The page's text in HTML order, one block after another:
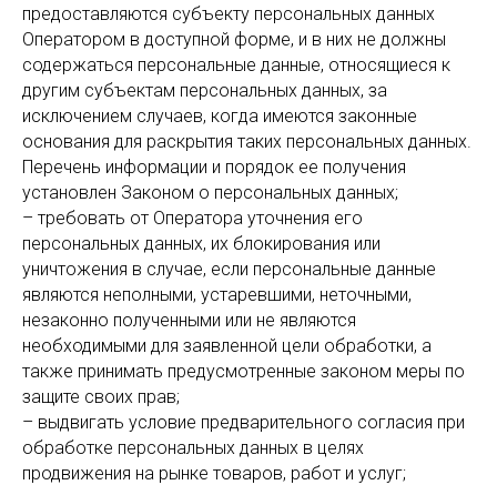
предоставляются субъекту персональных данных
Оператором в доступной форме, и в них не должны
содержаться персональные данные, относящиеся к
другим субъектам персональных данных, за
исключением случаев, когда имеются законные
основания для раскрытия таких персональных данных.
Перечень информации и порядок ее получения
установлен Законом о персональных данных;
– требовать от Оператора уточнения его
персональных данных, их блокирования или
уничтожения в случае, если персональные данные
являются неполными, устаревшими, неточными,
незаконно полученными или не являются
необходимыми для заявленной цели обработки, а
также принимать предусмотренные законом меры по
защите своих прав;
– выдвигать условие предварительного согласия при
обработке персональных данных в целях
продвижения на рынке товаров, работ и услуг;